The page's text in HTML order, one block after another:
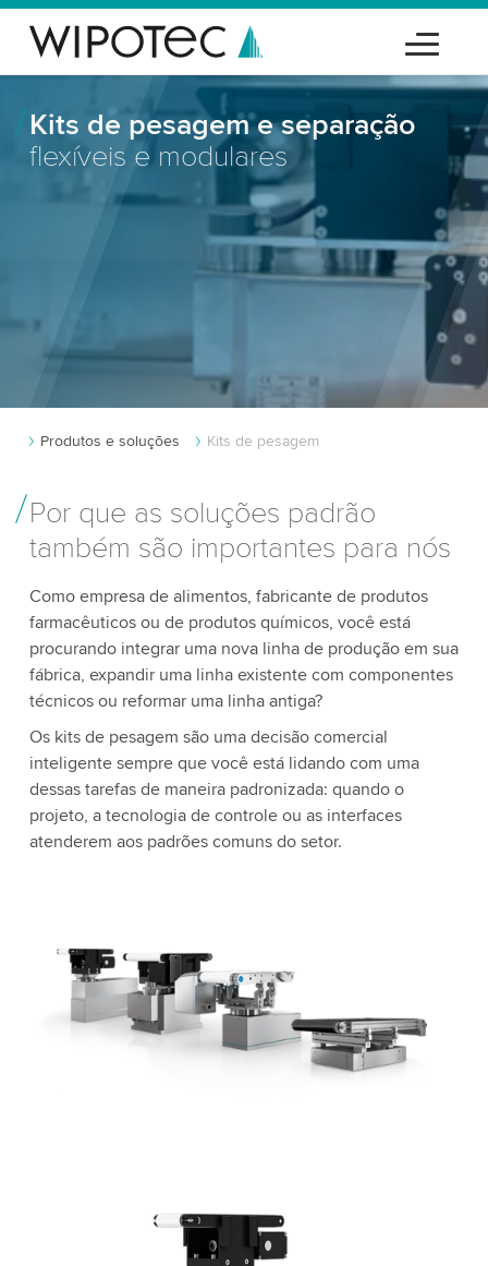
Kits de pesagem e separação
flexíveis e modulares
Produtos e soluções Kits de pesagem
Por que as soluções padrão
também são importantes para nós
Como empresa de alimentos, fabricante de produtos
farmacêuticos ou de produtos químicos, você está
procurando integrar uma nova linha de produção em sua
fábrica, expandir uma linha existente com componentes
técnicos ou reformar uma linha antiga?
Os kits de pesagem são uma decisão comercial
inteligente sempre que você está lidando com uma
dessas tarefas de maneira padronizada: quando o
projeto, a tecnologia de controle ou as interfaces
atenderem aos padrões comuns do setor.